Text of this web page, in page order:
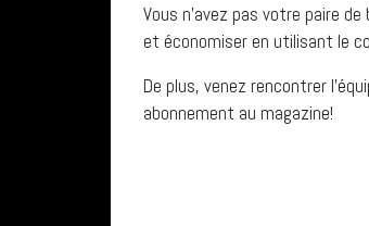
Vous n’avez pas votre paire
et économiser en utilisant le
De plus, venez rencontrer
abonnement au magazine!